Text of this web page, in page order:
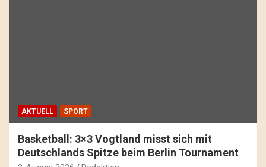
AKTUELL SPORT
Basketball: 3×3 Vogtland misst sich mit
Deutschlands Spitze beim Berlin Tournament